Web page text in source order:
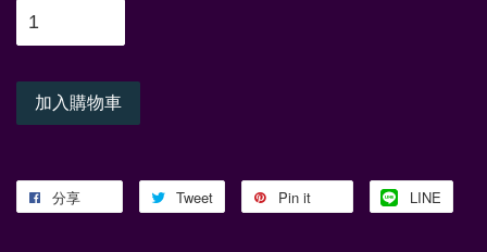
加入購物車
分享 Tweet Pin it LINE